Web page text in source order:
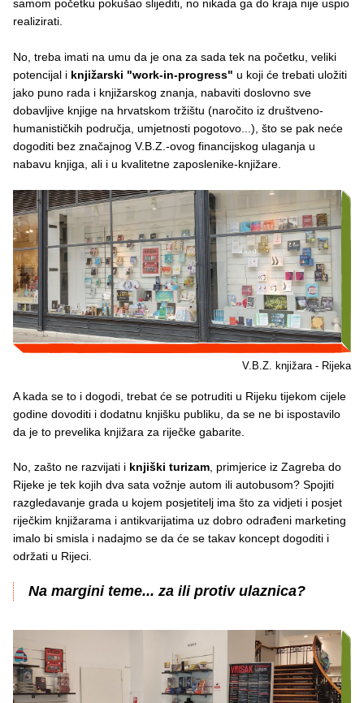
samom početku pokušao slijediti, no nikada ga do kraja nije uspio
realizirati.
No, treba imati na umu da je ona za sada tek na početku, veliki
potencijal i knjižarski "work-in-progress" u koji će trebati uložiti
jako puno rada i knjižarskog znanja, nabaviti doslovno sve
dobavljive knjige na hrvatskom tržištu (naročito iz društveno-
humanističkih područja, umjetnosti pogotovo...), što se pak neće
dogoditi bez značajnog V.B.Z.-ovog financijskog ulaganja u
nabavu knjiga, ali i u kvalitetne zaposlenike-knjižare.
V.B.Z. knjižara - Rijeka
A kada se to i dogodi, trebat će se potruditi u Rijeku tijekom cijele
godine dovoditi i dodatnu knjišku publiku, da se ne bi ispostavilo
da je to prevelika knjižara za riječke gabarite.
No, zašto ne razvijati i knjiški turizam , primjerice iz Zagreba do
Rijeke je tek kojih dva sata vožnje autom ili autobusom? Spojiti
razgledavanje grada u kojem posjetitelj ima što za vidjeti i posjet
riječkim knjižarama i antikvarijatima uz dobro odrađeni marketing
imalo bi smisla i nadajmo se da će se takav koncept dogoditi i
održati u Rijeci.
Na margini teme... za ili protiv ulaznica?